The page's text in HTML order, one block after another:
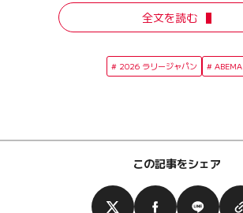
全文を読む
2026 ラリージャパン ABEMA
この記事をシェア